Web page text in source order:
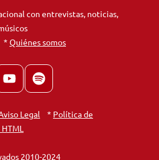
con entrevistas, noticias,
* Quiénes somos
youtubespotify
Legal * Política de
2010-2024